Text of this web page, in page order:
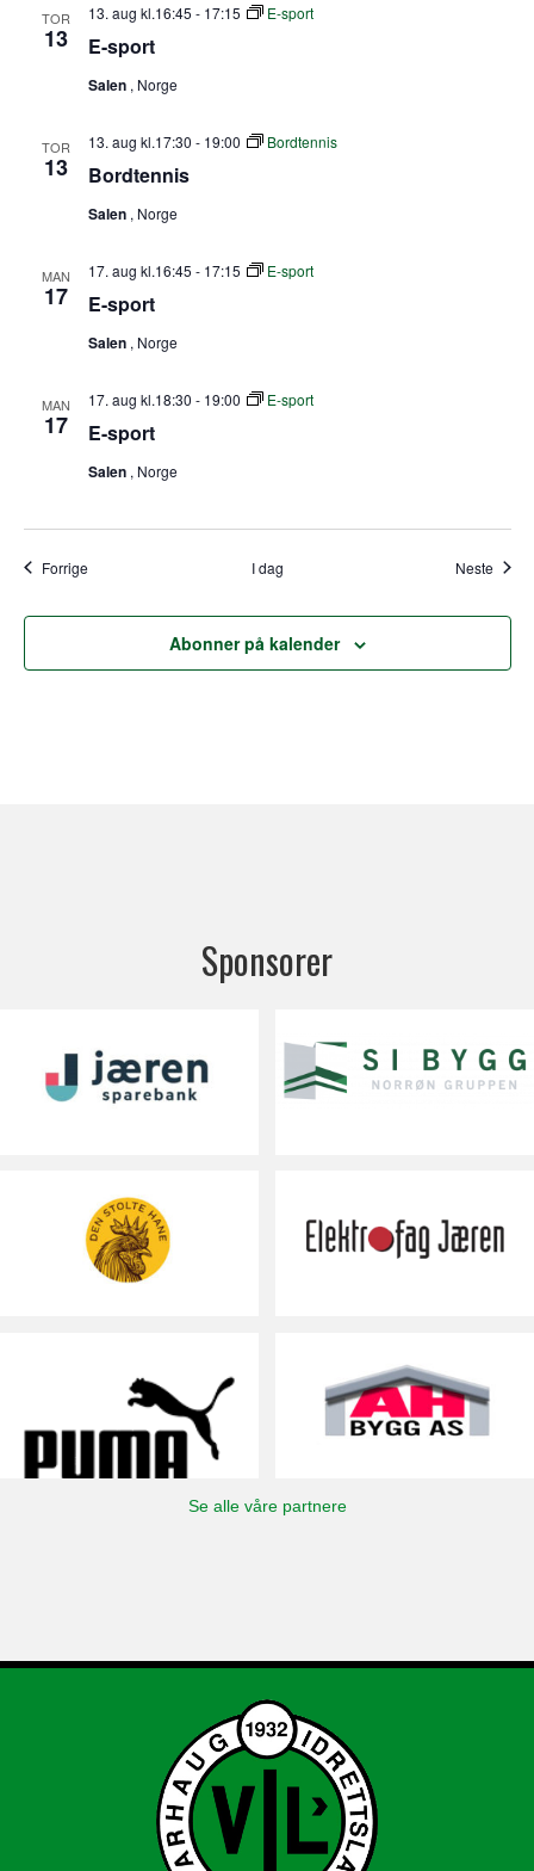
TOR
13 E-sport
13. aug kl.16:45 - 17:15 E-sport
Salen , Norge
TOR
13 Bordtennis
13. aug kl.17:30 - 19:00 Bordtennis
Salen , Norge
MAN
17 E-sport
17. aug kl.16:45 - 17:15 E-sport
Salen , Norge
MAN
17 E-sport
17. aug kl.18:30 - 19:00 E-sport
Salen , Norge
ForrigeArrangementer I dag Neste
Abonner på kalender
Sponsorer
Se alle våre partnere